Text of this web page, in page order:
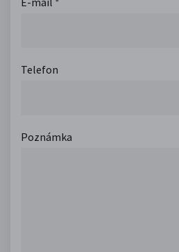
Telefon
Poznámka